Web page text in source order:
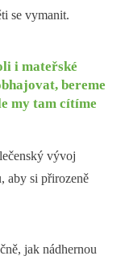
se vymanit.
i mateřské
bereme
my tam cítíme
vývoj
aby si přirozeně
jak nádhernou